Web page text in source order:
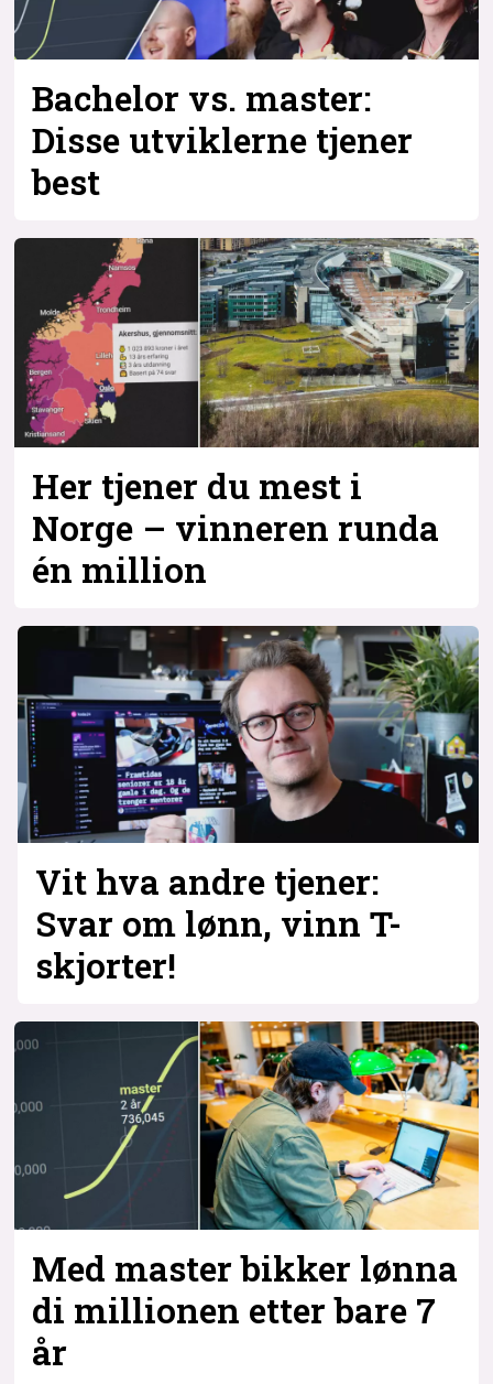
Bachelor vs. master:
Disse utviklerne tjener
best
Her tjener du mest i
Norge – vinneren runda
én million
Vit hva andre tjener:
Svar om lønn, vinn T-
skjorter!
Med master bikker lønna
di millionen etter bare 7
år